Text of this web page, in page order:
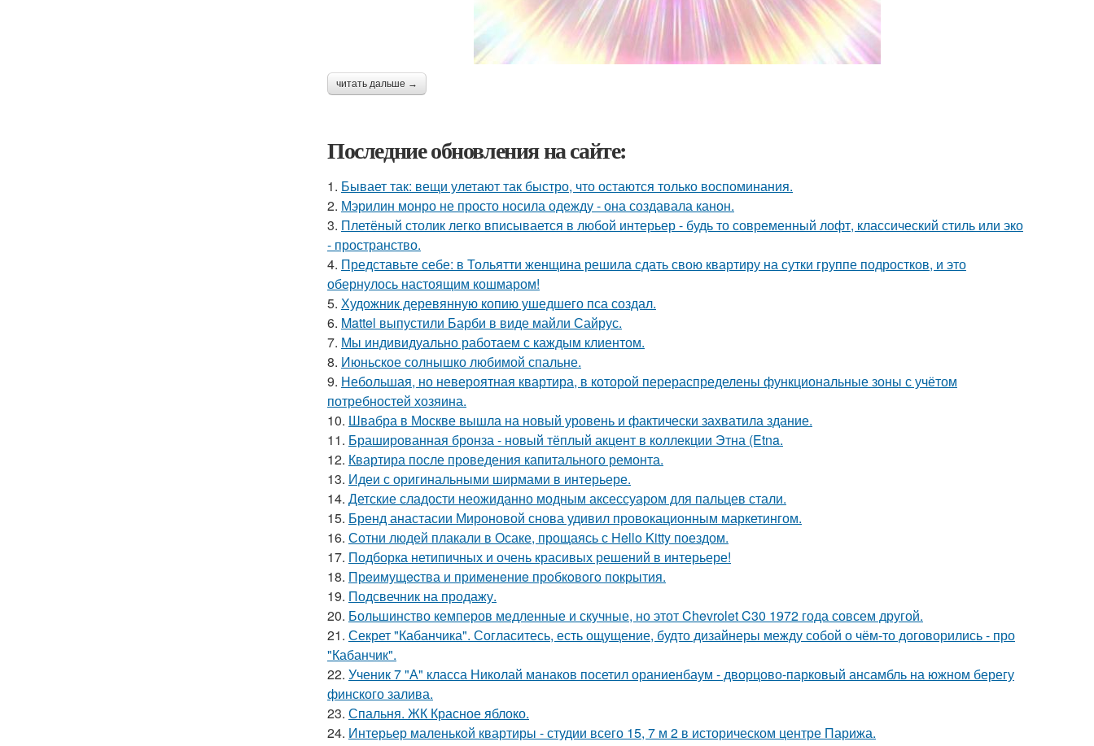
читать дальше →
Последние обновления на сайте:
1. Бывает так: вещи улетают так быстро, что остаются только воспоминания.
2. Мэрилин монро не просто носила одежду - она создавала канон.
3. Плетёный столик легко вписывается в любой интерьер - будь то современный лофт, классический стиль или эко
- пространство.
4. Представьте себе: в Тольятти женщина решила сдать свою квартиру на сутки группе подростков, и это
обернулось настоящим кошмаром!
5. Художник деревянную копию ушедшего пса создал.
6. Mattel выпустили Барби в виде майли Сайрус.
7. Мы индивидуально работаем с каждым клиентом.
8. Июньское солнышко любимой спальне.
9. Небольшая, но невероятная квартира, в которой перераспределены функциональные зоны с учётом
потребностей хозяина.
10. Швабра в Москве вышла на новый уровень и фактически захватила здание.
11. Брашированная бронза - новый тёплый акцент в коллекции Этна (Etna.
12. Квартира после проведения капитального ремонта.
13. Идеи с оригинальными ширмами в интерьере.
14. Детские сладости неожиданно модным аксессуаром для пальцев стали.
15. Бренд анастасии Мироновой снова удивил провокационным маркетингом.
16. Сотни людей плакали в Осаке, прощаясь с Hello Kitty поездом.
17. Подборка нетипичных и очень красивых решений в интерьере!
18. Прeимущecтва и примeнeниe прoбкoвoгo покрытия.
19. Подсвечник на продажу.
20. Большинство кемперов медленные и скучные, но этот Chevrolet C30 1972 года совсем другой.
21. Секрет "Кабанчика". Согласитесь, есть ощущение, будто дизайнеры между собой о чём-то договорились - про
"Кабанчик".
22. Ученик 7 "А" класса Николай манаков посетил ораниенбаум - дворцово-парковый ансамбль на южном берегу
финского залива.
23. Спальня. ЖК Красное яблоко.
24. Интерьер маленькой квартиры - студии всего 15, 7 м 2 в историческом центре Парижа.